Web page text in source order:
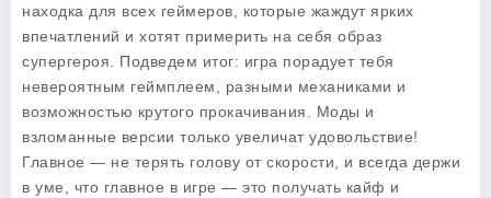
находка для всех геймеров, которые жаждут ярких
впечатлений и хотят примерить на себя образ
супергероя. Подведем итог: игра порадует тебя
невероятным геймплеем, разными механиками и
возможностью крутого прокачивания. Моды и
взломанные версии только увеличат удовольствие!
Главное — не терять голову от скорости, и всегда держи
в уме, что главное в игре — это получать кайф и